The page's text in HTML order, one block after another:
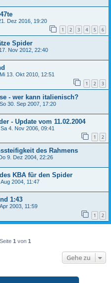
Dez 2016, 19:20
1 2 3 4 5 6
Spider
Nov 2012, 22:40
Mi 13. Okt 2010, 12:51
1 2 3
- wer kann italienisch?
So 30. Sep 2007, 17:20
- Update vom 11.02.2004
Sa 4. Nov 2006, 09:41
1 2
des Rahmens
Do 9. Dez 2004, 22:26
KBA für den Spider
Aug 2004, 11:47
1:43
2003, 11:59
1 2
1 von 1
Gehe zu